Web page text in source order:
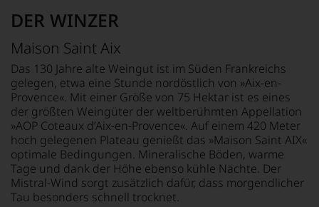
Weinjournalisten
Fachpublikationen
unseren
Aussendungen
oder
in
unserem
Webshop,
um
zu
unterstreichen,
auf
60% Grenache
20% Syrah
TRINKTEMPERATUR
8 °C
ALKOHOLGEHALT
12,5 % Vol.
RESTSÜSSE
0,1 g/L
0 g
davon gesättigte
Fettsäuren: 0 g
KOHLENHYDRATE
1,6 g
davon Zucker: 0 g
EIWEISS
0 g
SALZ
0,01 g
DER WINZER
Maison Saint Aix
Das 130 Jahre alte Weingut ist im Süden Frankreichs
gelegen, etwa eine Stunde nordöstlich von »Aix-en-
Provence«. Mit einer Größe von 75 Hektar ist es eines
der größten Weingüter der weltberühmten Appellation
»AOP Coteaux d’Aix-en-Provence«. Auf einem 420 Meter
hoch gelegenen Plateau genießt das »Maison Saint AIX«
optimale Bedingungen. Mineralische Böden, warme
Tage und dank der Höhe ebenso kühle Nächte. Der
Mistral-Wind sorgt zusätzlich dafür, dass morgendlicher
Tau besonders schnell trocknet.